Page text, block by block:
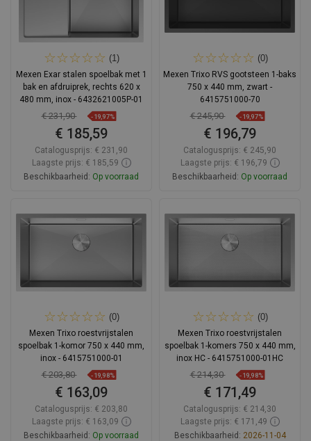
(1)
Mexen Exar stalen spoelbak met 1
bak en afdruiprek, rechts 620 x
480 mm, inox - 6432621005P-01
€ 231,90 -19,97%
€ 185,59
Catalogusprijs: € 231,90
Laagste prijs: € 185,59
Beschikbaarheid: Op voorraad
(0)
Mexen Trixo RVS gootsteen 1-baks
750 x 440 mm, zwart -
6415751000-70
€ 245,90 -19,97%
€ 196,79
Catalogusprijs: € 245,90
Laagste prijs: € 196,79
Beschikbaarheid: Op voorraad
(0)
Mexen Trixo roestvrijstalen
spoelbak 1-komor 750 x 440 mm,
inox - 6415751000-01
€ 203,80 -19,98%
€ 163,09
Catalogusprijs: € 203,80
Laagste prijs: € 163,09
Beschikbaarheid: Op voorraad
(0)
Mexen Trixo roestvrijstalen
spoelbak 1-komers 750 x 440 mm,
inox HC - 6415751000-01HC
€ 214,30 -19,98%
€ 171,49
Catalogusprijs: € 214,30
Laagste prijs: € 171,49
Beschikbaarheid: 2026-11-04